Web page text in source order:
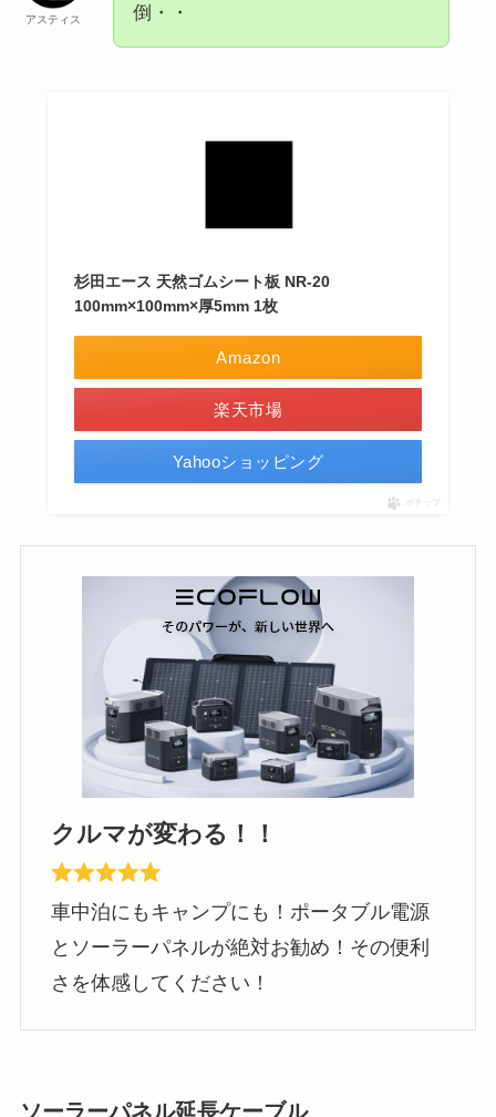
アスティス
倒・・
杉田エース 天然ゴムシート板 NR-20
100mm×100mm×厚5mm 1枚
Amazon
楽天市場
Yahooショッピング
ポチップ
クルマが変わる！！
車中泊にもキャンプにも！ポータブル電源
とソーラーパネルが絶対お勧め！その便利
さを体感してください！
ソーラーパネル延長ケーブル